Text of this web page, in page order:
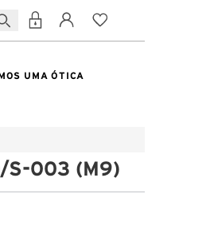
UMA ÓTICA
S-003 (M9)